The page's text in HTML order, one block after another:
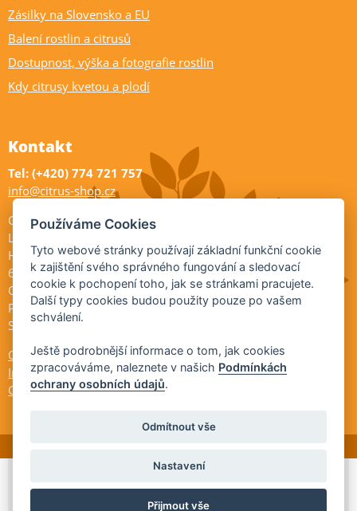
Zásilky na Slovensko a EU
Balení rostlin a citrusů
Dostupnost, výška a fotografie rostlin
Kdy citrusy kvetou a plodí
Kontakt
Tel: (+420) 774 721 757
info@citrus-shop.cz
Citrus shop zahradnictví
Legionářů 2
Hodonín
695 01
Otevřeno:
Po-Pá 9-17
So 9-11:30
Ochrana osobních údajů
Informace ÚKZÚZ
Cookies
© 2026 Citrus-shop.cz -Partnerský
Používáme Cookies
Tyto webové stránky používají základní funkční cookie
k zajištění svého správného fungování a sledovací
cookie k pochopení toho, jak se stránkami pracujete.
Další typy cookies budou použity pouze po vašem
schválení.
Ještě podrobnější informace o tom, jak cookies
zpracováváme, naleznete v našich Podmínkách
ochrany osobních údajů.
Odmítnout vše
Nastavení
Přijmout vše